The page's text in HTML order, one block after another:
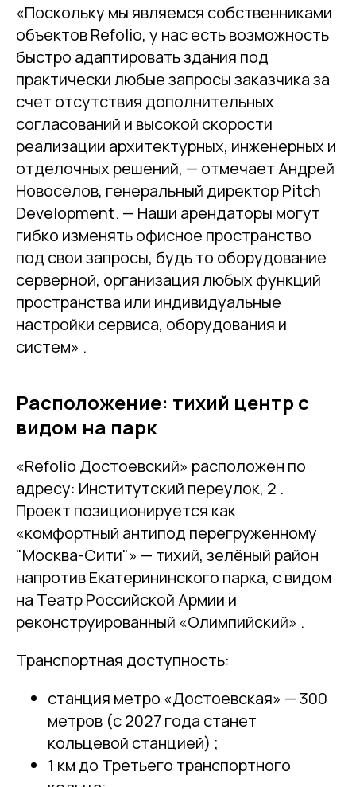
«Поскольку мы являемся собственниками
объектов Refolio, у нас есть возможность
быстро адаптировать здания под
практически любые запросы заказчика за
счет отсутствия дополнительных
согласований и высокой скорости
реализации архитектурных, инженерных и
отделочных решений, — отмечает Андрей
Новоселов, генеральный директор Pitch
Development. — Наши арендаторы могут
гибко изменять офисное пространство
под свои запросы, будь то оборудование
серверной, организация любых функций
пространства или индивидуальные
настройки сервиса, оборудования и
систем» .
Расположение: тихий центр с
видом на парк
«Refolio Достоевский» расположен по
адресу: Институтский переулок, 2 .
Проект позиционируется как
«комфортный антипод перегруженному
"Москва-Сити"» — тихий, зелёный район
напротив Екатерининского парка, с видом
на Театр Российской Армии и
реконструированный «Олимпийский» .
Транспортная доступность:
станция метро «Достоевская» — 300
метров (с 2027 года станет
кольцевой станцией) ;
1 км до Третьего транспортного